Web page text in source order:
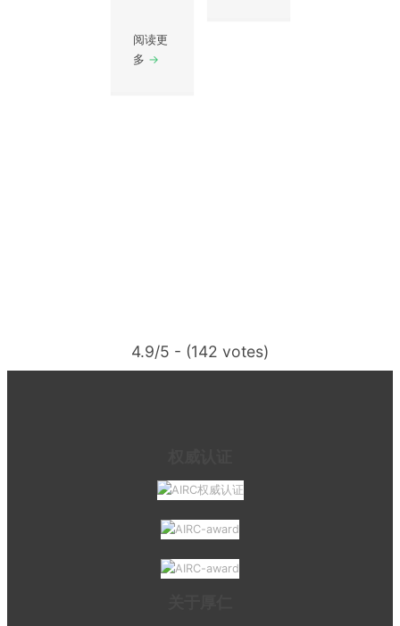
阅读更
多 →
4.9/5 - (142 votes)